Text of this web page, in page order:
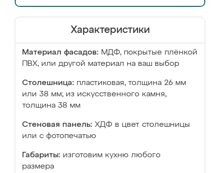
Характеристики
Материал фасадов: МДФ, покрытые плёнкой
ПВХ, или другой материал на ваш выбор
Столешница: пластиковая, толщина 26 мм
или 38 мм; из искусственного камня,
толщина 38 мм
Стеновая панель: ХДФ в цвет столешницы
или с фотопечатью
Габариты: изготовим кухню любого
размера